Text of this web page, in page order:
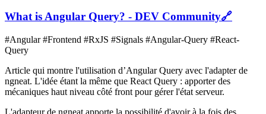
What is Angular Query? - DEV Community🔗
#Angular #Frontend #RxJS #Signals #Angular-Query #React-
Query
Article qui montre l'utilisation d’Angular Query avec l'adapter de
ngneat. L'idée étant la même que React Query : apporter des
mécaniques haut niveau côté front pour gérer l'état serveur.
L'adapteur de ngneat apporte la possibilité d'avoir à la fois des